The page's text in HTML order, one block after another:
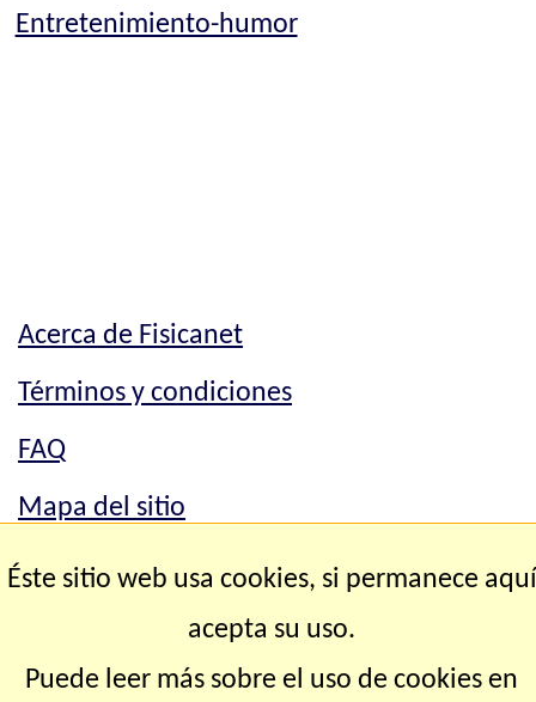
Entretenimiento-humor
Acerca de Fisicanet
Términos y condiciones
FAQ
Mapa del sitio
Mapa del sitio
Éste sitio web usa cookies, si permanece aquí
acepta su uso.
Puede leer más sobre el uso de cookies en